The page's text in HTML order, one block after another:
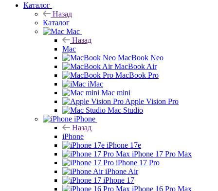
Каталог
Назад
Каталог
Mac
Назад
Mac
MacBook Neo
MacBook Air
MacBook Pro
iMac
Mac mini
Apple Vision Pro
Mac Studio
iPhone
Назад
iPhone
iPhone 17e
iPhone 17 Pro Max
iPhone 17 Pro
iPhone Air
iPhone 17
iPhone 16 Pro Max